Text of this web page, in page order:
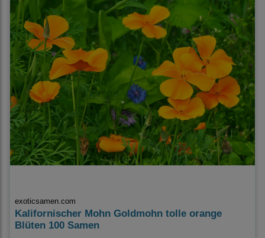
exoticsamen.com
Kalifornischer Mohn Goldmohn tolle orange
Blüten 100 Samen